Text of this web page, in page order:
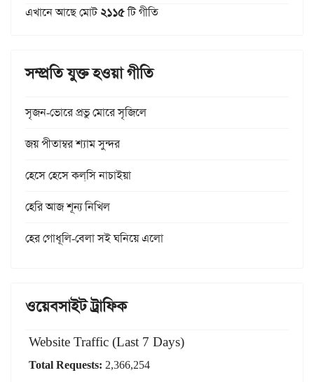
এখানে আছে মোট২১১৫টি গীতি
সম্প্রতি যুক্ত হওয়া গীতি
সৃজন-ভোরে প্রভু মোরে সৃজিলে
জয় পীতাম্বর শ্যাম সুন্দর
হেসে হেসে কল্‌সি নাচাইয়া
হেরি আজ শূন্য নিখিল
হের গোধূলি-বেলা সই ঘনিয়ে এলো
ওয়েবসাইট ট্রাফিক
Website Traffic (Last 7 Days)
Total Requests: 2,366,254